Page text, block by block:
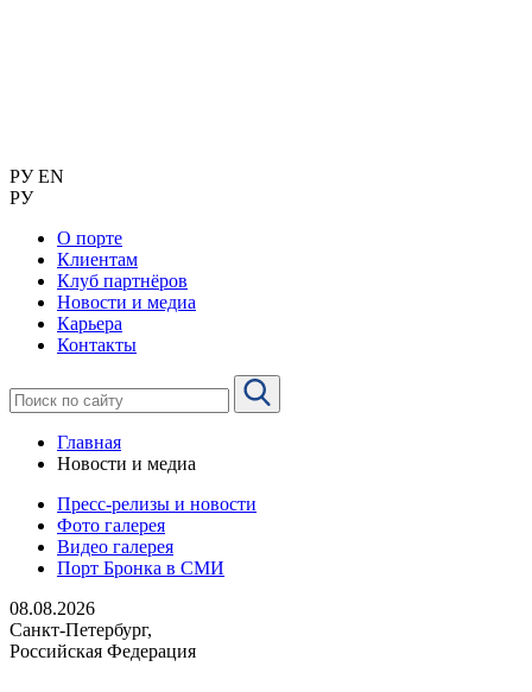
РУ EN
РУ
О порте
Клиентам
Клуб партнёров
Новости и медиа
Карьера
Контакты
Главная
Новости и медиа
Пресс-релизы и новости
Фото галерея
Видео галерея
Порт Бронка в СМИ
08.08.2026
Санкт-Петербург,
Российская Федерация